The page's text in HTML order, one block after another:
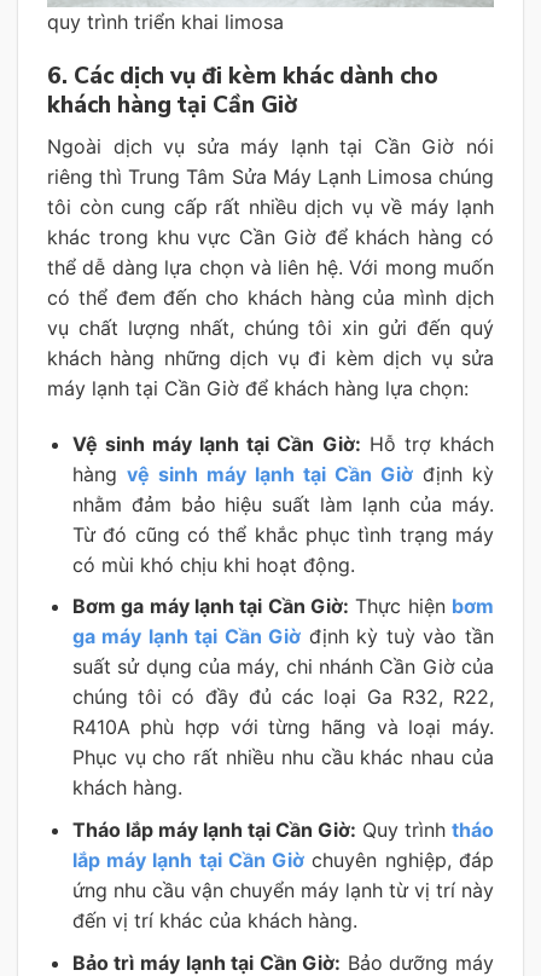
quy trình triển khai limosa
6. Các dịch vụ đi kèm khác dành cho
khách hàng tại Cần Giờ
Ngoài dịch vụ sửa máy lạnh tại Cần Giờ nói
riêng thì Trung Tâm Sửa Máy Lạnh Limosa chúng
tôi còn cung cấp rất nhiều dịch vụ về máy lạnh
khác trong khu vực Cần Giờ để khách hàng có
thể dễ dàng lựa chọn và liên hệ. Với mong muốn
có thể đem đến cho khách hàng của mình dịch
vụ chất lượng nhất, chúng tôi xin gửi đến quý
khách hàng những dịch vụ đi kèm dịch vụ sửa
máy lạnh tại Cần Giờ để khách hàng lựa chọn:
Vệ sinh máy lạnh tại Cần Giờ: Hỗ trợ khách
hàng vệ sinh máy lạnh tại Cần Giờđịnh kỳ
nhằm đảm bảo hiệu suất làm lạnh của máy.
Từ đó cũng có thể khắc phục tình trạng máy
có mùi khó chịu khi hoạt động.
Bơm ga máy lạnh tại Cần Giờ: Thực hiện bơm
ga máy lạnh tại Cần Giờ định kỳ tuỳ vào tần
suất sử dụng của máy, chi nhánh Cần Giờ của
chúng tôi có đầy đủ các loại Ga R32, R22,
R410A phù hợp với từng hãng và loại máy.
Phục vụ cho rất nhiều nhu cầu khác nhau của
khách hàng.
Tháo lắp máy lạnh tại Cần Giờ: Quy trìnhtháo
lắp máy lạnh tại Cần Giờ chuyên nghiệp, đáp
ứng nhu cầu vận chuyển máy lạnh từ vị trí này
đến vị trí khác của khách hàng.
Bảo trì máy lạnh tại Cần Giờ: Bảo dưỡng máy